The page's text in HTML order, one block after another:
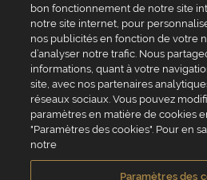
Servizio clienti
0039 02 82 94 01 46
Da lunedì a venerdì dalle 8.30 alle
VALRHONA SAS - 12 Avenue
Condizioni generali di vendita
bon fonctionnement de notre site
notre site internet, pour
nos publicités en fonction de votre
d’analyser notre trafic. Nous
informations, quant à votre
site, avec nos partenaires
réseaux sociaux. Vous pouvez
paramètres en matière de cookies
"Paramètres des cookies". Pour en
notre
Paramètres des